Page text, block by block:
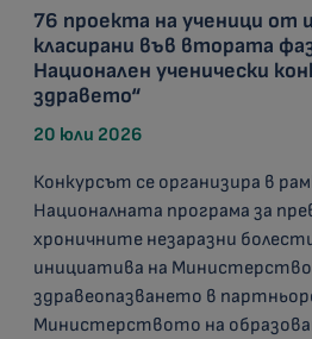
76 проекта на ученици от
класирани във втората
Национален ученически
здравето“
20 юли 2026
Конкурсът се организира в
Националната програма за
хроничните незаразни
инициатива на
здравеопазването в
Министерството на